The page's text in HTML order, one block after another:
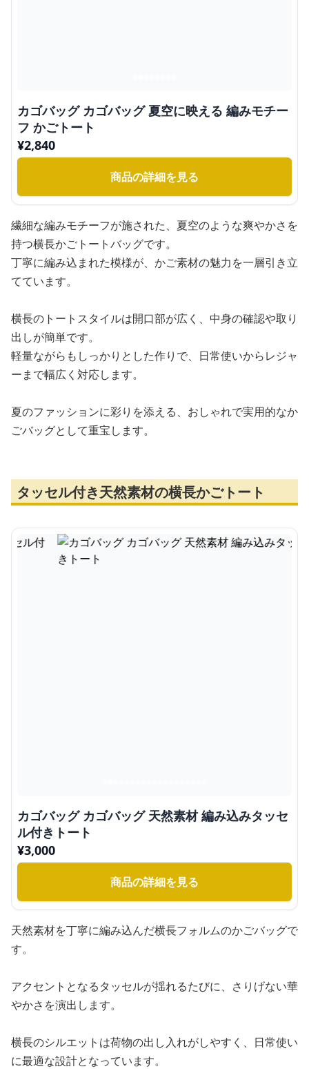
カゴバッグ カゴバッグ 夏空に映える 編みモチー
フ かごトート
¥2,840
商品の詳細を見る
繊細な編みモチーフが施された、夏空のような爽やかさを
持つ横長かごトートバッグです。
丁寧に編み込まれた模様が、かご素材の魅力を一層引き立
てています。
横長のトートスタイルは開口部が広く、中身の確認や取り
出しが簡単です。
軽量ながらもしっかりとした作りで、日常使いからレジャ
ーまで幅広く対応します。
夏のファッションに彩りを添える、おしゃれで実用的なか
ごバッグとして重宝します。
タッセル付き天然素材の横長かごトート
カゴバッグ カゴバッグ 天然素材 編み込みタッセ
ル付きトート
¥3,000
商品の詳細を見る
天然素材を丁寧に編み込んだ横長フォルムのかごバッグで
す。
アクセントとなるタッセルが揺れるたびに、さりげない華
やかさを演出します。
横長のシルエットは荷物の出し入れがしやすく、日常使い
に最適な設計となっています。